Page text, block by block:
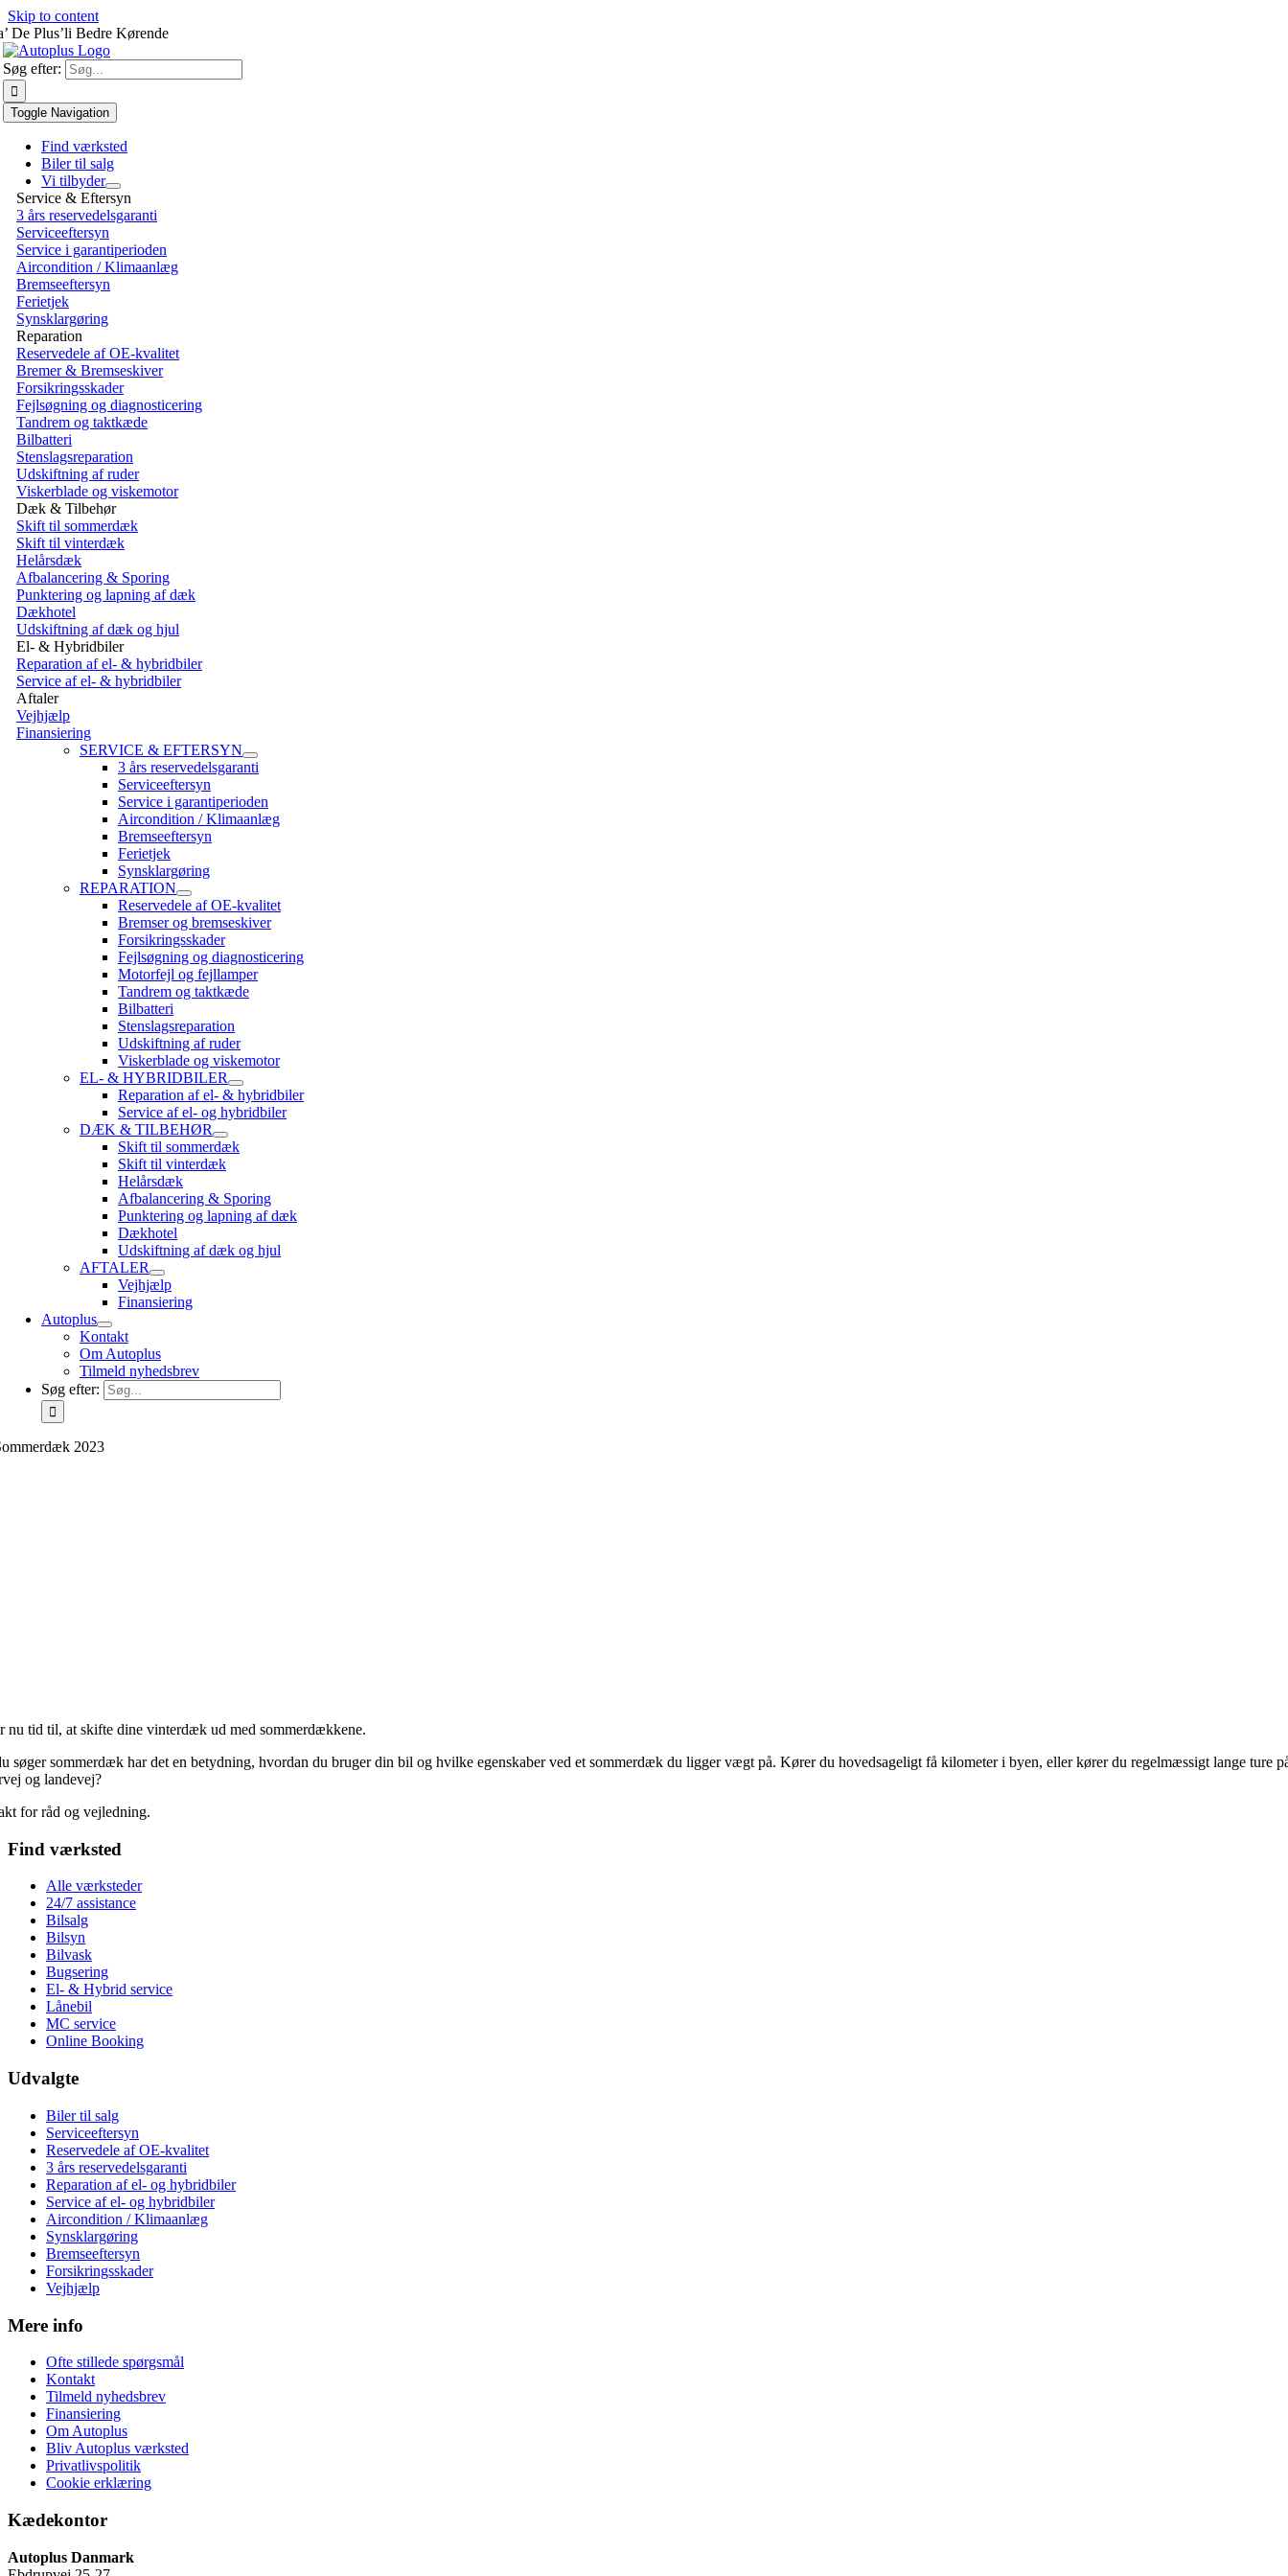
Skip to content
De Plus’li Bedre Kørende
Søg efter:
Toggle Navigation
Find værksted
Biler til salg
Vi tilbyder
Service & Eftersyn
3 års reservedelsgaranti
Serviceeftersyn
Service i garantiperioden
Aircondition / Klimaanlæg
Bremseeftersyn
Ferietjek
Synsklargøring
Reparation
Reservedele af OE-kvalitet
Bremer & Bremseskiver
Forsikringsskader
Fejlsøgning og diagnosticering
Tandrem og taktkæde
Bilbatteri
Stenslagsreparation
Udskiftning af ruder
Viskerblade og viskemotor
Dæk & Tilbehør
Skift til sommerdæk
Skift til vinterdæk
Helårsdæk
Afbalancering & Sporing
Punktering og lapning af dæk
Dækhotel
Udskiftning af dæk og hjul
El- & Hybridbiler
Reparation af el- & hybridbiler
Service af el- & hybridbiler
Aftaler
Vejhjælp
Finansiering
SERVICE & EFTERSYN
3 års reservedelsgaranti
Serviceeftersyn
Service i garantiperioden
Aircondition / Klimaanlæg
Bremseeftersyn
Ferietjek
Synsklargøring
REPARATION
Reservedele af OE-kvalitet
Bremser og bremseskiver
Forsikringsskader
Fejlsøgning og diagnosticering
Motorfejl og fejllamper
Tandrem og taktkæde
Bilbatteri
Stenslagsreparation
Udskiftning af ruder
Viskerblade og viskemotor
EL- & HYBRIDBILER
Reparation af el- & hybridbiler
Service af el- og hybridbiler
DÆK & TILBEHØR
Skift til sommerdæk
Skift til vinterdæk
Helårsdæk
Afbalancering & Sporing
Punktering og lapning af dæk
Dækhotel
Udskiftning af dæk og hjul
AFTALER
Vejhjælp
Finansiering
Autoplus
Kontakt
Om Autoplus
Tilmeld nyhedsbrev
Søg efter:
2023
nu tid til, at skifte dine vinterdæk ud med sommerdækkene.
søger sommerdæk har det en betydning, hvordan du bruger din bil og hvilke egenskaber ved et sommerdæk du ligger vægt på. Kører du hovedsageligt få kilometer i byen, eller kører du regelmæssigt lange ture
og landevej?
for råd og vejledning.
Find værksted
Alle værksteder
24/7 assistance
Bilsalg
Bilsyn
Bilvask
Bugsering
El- & Hybrid service
Lånebil
MC service
Online Booking
Udvalgte
Biler til salg
Serviceeftersyn
Reservedele af OE-kvalitet
3 års reservedelsgaranti
Reparation af el- og hybridbiler
Service af el- og hybridbiler
Aircondition / Klimaanlæg
Synsklargøring
Bremseeftersyn
Forsikringsskader
Vejhjælp
Mere info
Ofte stillede spørgsmål
Kontakt
Tilmeld nyhedsbrev
Finansiering
Om Autoplus
Bliv Autoplus værksted
Privatlivspolitik
Cookie erklæring
Kædekontor
Autoplus Danmark